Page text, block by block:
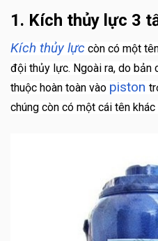
1. Kích thủy lực 3
Kích thủy lực còn có một
đội thủy lực. Ngoài ra, do bản
thuộc hoàn toàn vào piston
chúng còn có một cái tên